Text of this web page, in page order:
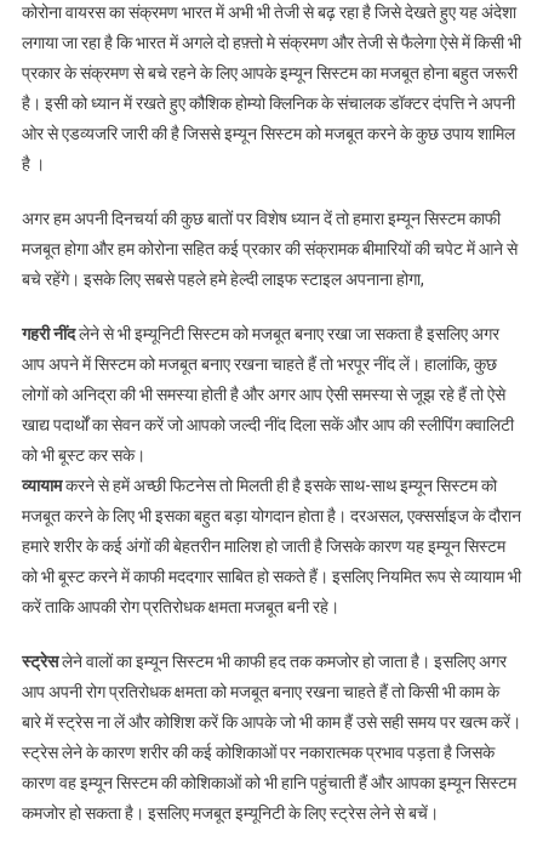
कोरोना वायरस का संक्रमण भारत में अभी भी तेजी से बढ़ रहा है जिसे देखते हुए यह अंदेशा
लगाया जा रहा है कि भारत में अगले दो हफ़्तो मे संक्रमण और तेजी से फैलेगा ऐसे में किसी भी
प्रकार के संक्रमण से बचे रहने के लिए आपके इम्यून सिस्टम का मजबूत होना बहुत जरूरी
है। इसी को ध्यान में रखते हुए कौशिक होम्यो क्लिनिक के संचालक डॉक्टर दंपत्ति ने अपनी
ओर से एडव्यजरि जारी की है जिससे इम्यून सिस्टम को मजबूत करने के कुछ उपाय शामिल
है ।
अगर हम अपनी दिनचर्या की कुछ बातों पर विशेष ध्यान दें तो हमारा इम्यून सिस्टम काफी
मजबूत होगा और हम कोरोना सहित कई प्रकार की संक्रामक बीमारियों की चपेट में आने से
बचे रहेंगे। इसके लिए सबसे पहले हमे हेल्दी लाइफ स्टाइल अपनाना होगा,
गहरी नींदलेने से भी इम्यूनिटी सिस्टम को मजबूत बनाए रखा जा सकता है इसलिए अगर
आप अपने में सिस्टम को मजबूत बनाए रखना चाहते हैं तो भरपूर नींद लें। हालांकि, कुछ
लोगों को अनिद्रा की भी समस्या होती है और अगर आप ऐसी समस्या से जूझ रहे हैं तो ऐसे
खाद्य पदार्थों का सेवन करें जो आपको जल्दी नींद दिला सकें और आप की स्लीपिंग क्वालिटी
को भी बूस्ट कर सके।
व्यायामकरने से हमें अच्छी फिटनेस तो मिलती ही है इसके साथ-साथ इम्यून सिस्टम को
मजबूत करने के लिए भी इसका बहुत बड़ा योगदान होता है। दरअसल, एक्सर्साइज के दौरान
हमारे शरीर के कई अंगों की बेहतरीन मालिश हो जाती है जिसके कारण यह इम्यून सिस्टम
को भी बूस्ट करने में काफी मददगार साबित हो सकते हैं। इसलिए नियमित रूप से व्यायाम भी
करें ताकि आपकी रोग प्रतिरोधक क्षमता मजबूत बनी रहे।
स्ट्रेसलेने वालों का इम्यून सिस्टम भी काफी हद तक कमजोर हो जाता है। इसलिए अगर
आप अपनी रोग प्रतिरोधक क्षमता को मजबूत बनाए रखना चाहते हैं तो किसी भी काम के
बारे में स्ट्रेस ना लें और कोशिश करें कि आपके जो भी काम हैं उसे सही समय पर खत्म करें।
स्ट्रेस लेने के कारण शरीर की कई कोशिकाओं पर नकारात्मक प्रभाव पड़ता है जिसके
कारण वह इम्यून सिस्टम की कोशिकाओं को भी हानि पहुंचाती हैं और आपका इम्यून सिस्टम
कमजोर हो सकता है। इसलिए मजबूत इम्यूनिटी के लिए स्ट्रेस लेने से बचें।